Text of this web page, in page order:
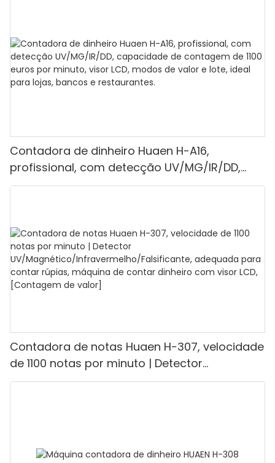
Contadora de dinheiro Huaen H-A16,
profissional, com detecção UV/MG/IR/DD,
capacidade de contagem de 1100 euros por
Contadora de notas Huaen H-307, velocidade
de 1100 notas por minuto | Detector
UV/Magnético/Infravermelho/Falsificante,